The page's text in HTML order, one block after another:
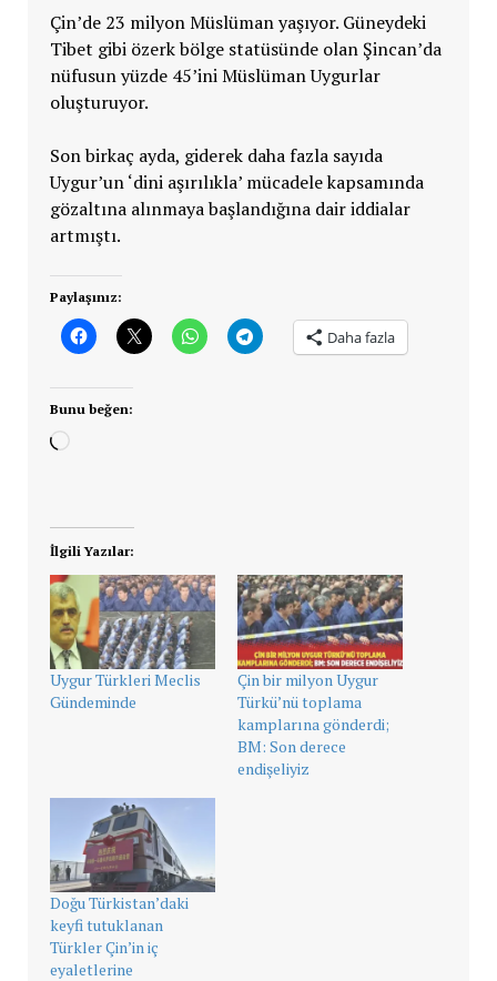
Çin’de 23 milyon Müslüman yaşıyor. Güneydeki
Tibet gibi özerk bölge statüsünde olan Şincan’da
nüfusun yüzde 45’ini Müslüman Uygurlar
oluşturuyor.
Son birkaç ayda, giderek daha fazla sayıda
Uygur’un ‘dini aşırılıkla’ mücadele kapsamında
gözaltına alınmaya başlandığına dair iddialar
artmıştı.
Paylaşınız:
Daha fazla
Bunu beğen:
Yükleniyor...
İlgili Yazılar:
Uygur Türkleri Meclis
Gündeminde
Çin bir milyon Uygur
Türkü’nü toplama
kamplarına gönderdi;
BM: Son derece
endişeliyiz
Doğu Türkistan’daki
keyfi tutuklanan
Türkler Çin’in iç
eyaletlerine